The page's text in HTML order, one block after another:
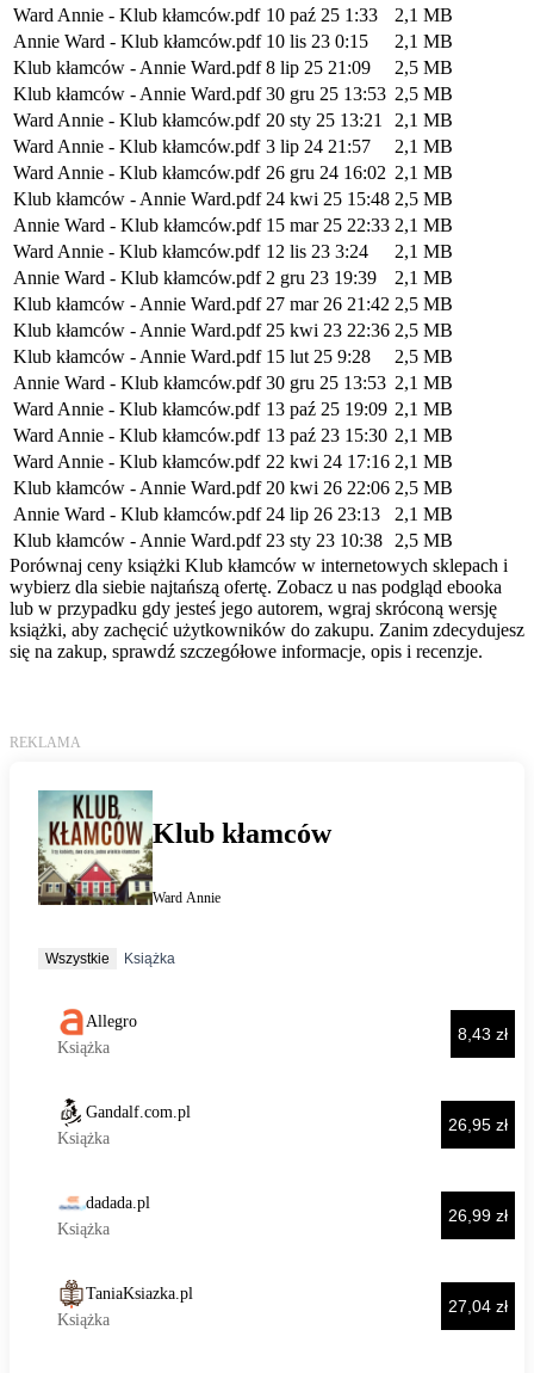
Ward Annie - Klub kłamców.pdf 10 paź 25 1:33
2,1 MB
Annie Ward - Klub kłamców.pdf 10 lis 23 0:15
2,1 MB
Klub kłamców - Annie Ward.pdf 8 lip 25 21:09
2,5 MB
Klub kłamców - Annie Ward.pdf 30 gru 25 13:53 2,5 MB
Ward Annie - Klub kłamców.pdf 20 sty 25 13:21
2,1 MB
Ward Annie - Klub kłamców.pdf 3 lip 24 21:57
2,1 MB
Ward Annie - Klub kłamców.pdf 26 gru 24 16:02 2,1 MB
Klub kłamców - Annie Ward.pdf 24 kwi 25 15:48 2,5 MB
Annie Ward - Klub kłamców.pdf 15 mar 25 22:33 2,1 MB
Ward Annie - Klub kłamców.pdf 12 lis 23 3:24
2,1 MB
Annie Ward - Klub kłamców.pdf 2 gru 23 19:39
2,1 MB
Klub kłamców - Annie Ward.pdf 27 mar 26 21:42 2,5 MB
Klub kłamców - Annie Ward.pdf 25 kwi 23 22:36 2,5 MB
Klub kłamców - Annie Ward.pdf 15 lut 25 9:28
2,5 MB
Annie Ward - Klub kłamców.pdf 30 gru 25 13:53 2,1 MB
Ward Annie - Klub kłamców.pdf 13 paź 25 19:09 2,1 MB
Ward Annie - Klub kłamców.pdf 13 paź 23 15:30 2,1 MB
Ward Annie - Klub kłamców.pdf 22 kwi 24 17:16 2,1 MB
Klub kłamców - Annie Ward.pdf 20 kwi 26 22:06 2,5 MB
Annie Ward - Klub kłamców.pdf 24 lip 26 23:13
2,1 MB
Klub kłamców - Annie Ward.pdf 23 sty 23 10:38
2,5 MB
Porównaj ceny książki Klub kłamców w internetowych sklepach i
wybierz dla siebie najtańszą ofertę. Zobacz u nas podgląd ebooka
lub w przypadku gdy jesteś jego autorem, wgraj skróconą wersję
książki, aby zachęcić użytkowników do zakupu. Zanim zdecydujesz
się na zakup, sprawdź szczegółowe informacje, opis i recenzje.